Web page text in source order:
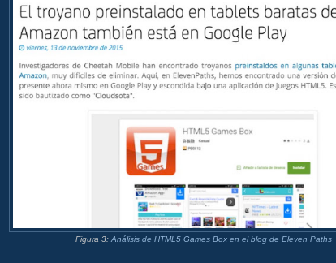
Figura 3: Análisis de HTML5 Games Box en el blog de Eleven Paths